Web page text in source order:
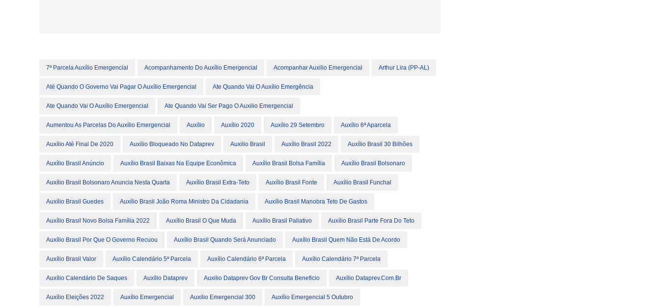
7ª Parcela Auxílio Emergencial Acompanhamento Do Auxílio Emergencial Acompanhar Auxilio Emergencial Arthur Lira (PP-AL)
Até Quando O Governo Vai Pagar O Auxílio Emergencial Ate Quando Vai O Auxílio Emergência
Ate Quando Vai O Auxílio Emergencial Ate Quando Vai Ser Pago O Auxilio Emergencial
Aumentou As Parcelas Do Auxílio Emergencial Auxílio Auxílio 2020 Auxílio 29 Setembro Auxílio 6ª Aparcela
Auxílio Até Final De 2020 Auxílio Bloqueado No Dataprev Auxilio Brasil Auxílio Brasil 2022 Auxílio Brasil 30 Bilhões
Auxílio Brasil Anúncio Auxílio Brasil Baixas Na Equipe Econômica Auxílio Brasil Bolsa Família Auxílio Brasil Bolsonaro
Auxílio Brasil Bolsonaro Anuncia Nesta Quarta Auxílio Brasil Extra-Teto Auxílio Brasil Fonte Auxílio Brasil Funchal
Auxílio Brasil Guedes Auxílio Brasil João Roma Ministro Da Cidadania Auxílio Brasil Manobra Teto De Gastos
Auxílio Brasil Novo Bolsa Família 2022 Auxílio Brasil O Que Muda Auxílio Brasil Paliativo Auxílio Brasil Parte Fora Do Teto
Auxílio Brasil Por Que O Governo Recuou Auxílio Brasil Quando Será Anunciado Auxílio Brasil Quem Não Está De Acordo
Auxílio Brasil Valor Auxílio Calendário 5ª Parcela Auxílio Calendário 6ª Parcela Auxílio Calendário 7ª Parcela
Auxílio Calendário De Saques Auxílio Dataprev Auxilio Dataprev Gov Br Consulta Beneficio Auxílio Dataprev.com.br
Auxílio Eleições 2022 Auxílio Emergencial Auxilio Emergencial 300 Auxílio Emergencial 5 Outubro